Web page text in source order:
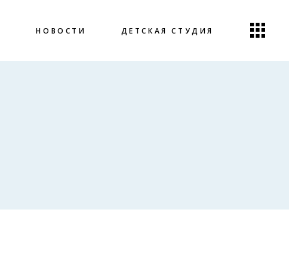
НОВОСТИ ДЕТСКАЯ СТУДИЯ